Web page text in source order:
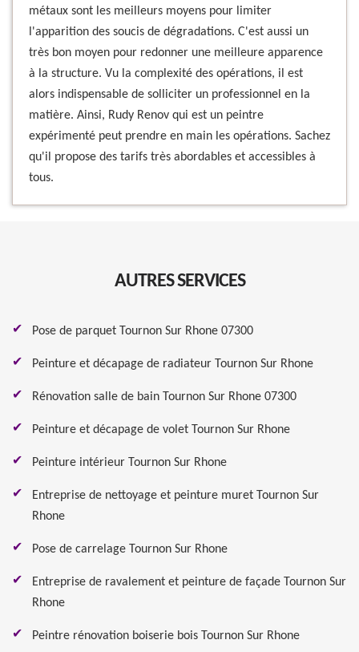
métaux sont les meilleurs moyens pour limiter
l'apparition des soucis de dégradations. C'est aussi un
très bon moyen pour redonner une meilleure apparence
à la structure. Vu la complexité des opérations, il est
alors indispensable de solliciter un professionnel en la
matière. Ainsi, Rudy Renov qui est un peintre
expérimenté peut prendre en main les opérations. Sachez
qu'il propose des tarifs très abordables et accessibles à
tous.
AUTRES SERVICES
Pose de parquet Tournon Sur Rhone 07300
Peinture et décapage de radiateur Tournon Sur Rhone
Rénovation salle de bain Tournon Sur Rhone 07300
Peinture et décapage de volet Tournon Sur Rhone
Peinture intérieur Tournon Sur Rhone
Entreprise de nettoyage et peinture muret Tournon Sur
Rhone
Pose de carrelage Tournon Sur Rhone
Entreprise de ravalement et peinture de façade Tournon Sur
Rhone
Peintre rénovation boiserie bois Tournon Sur Rhone